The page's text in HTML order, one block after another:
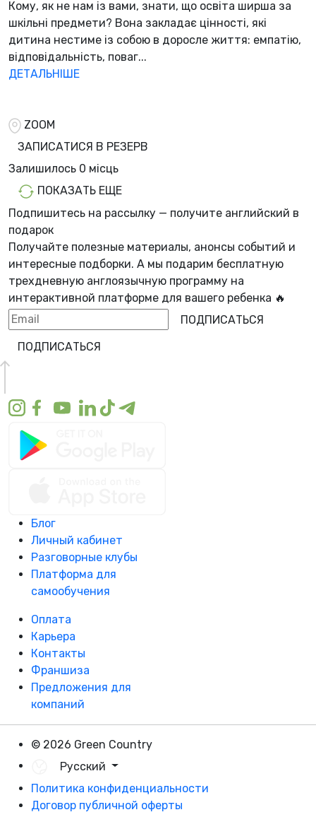
Кому, як не нам із вами, знати, що освіта ширша за
шкільні предмети? Вона закладає цінності, які
дитина нестиме із собою в доросле життя: емпатію,
відповідальність, поваг...
ДЕТАЛЬНІШЕ
ZOOM
ЗАПИСАТИСЯ В РЕЗЕРВ
Залишилось 0 місць
ПОКАЗАТЬ ЕЩЕ
Подпишитесь на рассылку — получите английский в
подарок
Получайте полезные материалы, анонсы событий и
интересные подборки. А мы подарим бесплатную
трехдневную англоязычную программу на
интерактивной платформе для вашего ребенка 🔥
ПОДПИСАТЬСЯ
ПОДПИСАТЬСЯ
Блог
Личный кабинет
Разговорные клубы
Платформа для
самообучения
Оплата
Карьера
Контакты
Франшиза
Предложения для
компаний
© 2026 Green Country
Русский
Политика конфиденциальности
Договор публичной оферты